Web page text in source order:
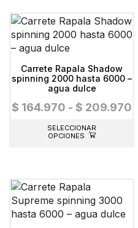
Carrete Rapala Shadow
spinning 2000 hasta 6000 –
agua dulce
$ 164.970 - $ 209.970
SELECCIONAR
OPCIONES